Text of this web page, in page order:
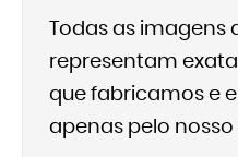
Todas as imagens
representam
que fabricamos e
apenas pelo nosso